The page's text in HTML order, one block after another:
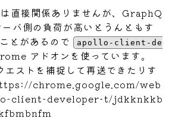
直接関係ありませんが、GraphQ
バ側の負荷が高いとうんともす
とがあるので
apollo-client-de
アドオンを使っています。
ストを捕捉して再送できたりす
chrome.google.com/web
client-developer-t/jdkknkkb